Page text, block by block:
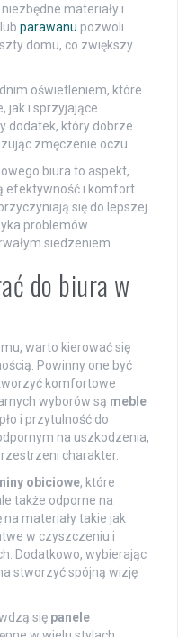
materiały i
parawanu pozwoli
domu, co zwiększy
oświetleniem, które
jak i sprzyjające
dodatek, który dobrze
zmęczenie oczu.
biura to aspekt,
efektywność i komfort
się do lepszej
problemów
siedzeniem.
do biura w
warto kierować się
Powinny one być
komfortowe
wyborów są meble
i przytulność do
na uszkodzenia,
charakter.
obiciowe, które
także odporne na
materiały takie jak
w czyszczeniu i
Dodatkowo, wybierając
stworzyć spójną wizję
się panele